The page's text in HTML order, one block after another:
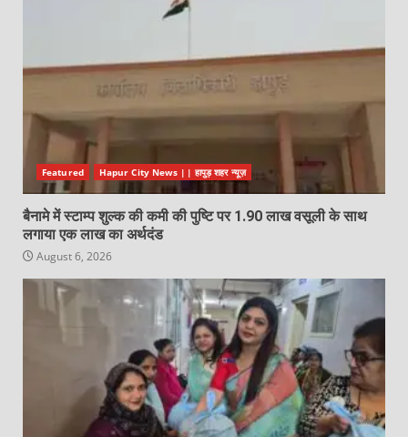
Featured Hapur City News || हापुड़ शहर न्यूज़
बैनामे में स्टाम्प शुल्क की कमी की पुष्टि पर 1.90 लाख वसूली के साथ
लगाया एक लाख का अर्थदंड
August 6, 2026